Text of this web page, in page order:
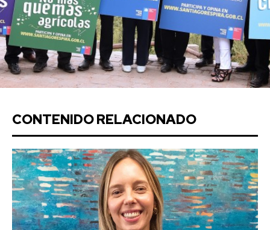
CONTENIDO RELACIONADO